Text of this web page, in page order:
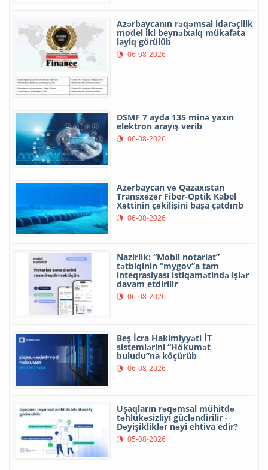
Azərbaycanın rəqəmsal idarəçilik
model iki beynəlxalq mükafata
layiq görülüb
06-08-2026
DSMF 7 ayda 135 minə yaxın
elektron arayış verib
06-08-2026
Azərbaycan və Qazaxıstan
Transxəzər Fiber-Optik Kabel
Xəttinin çəkilişini başa çatdırıb
06-08-2026
Nazirlik: “Mobil notariat”
tətbiqinin “mygov”a tam
inteqrasiyası istiqamətində işlər
davam etdirilir
06-08-2026
Beş İcra Hakimiyyəti İT
sistemlərini “Hökumət
buludu”na köçürüb
06-08-2026
Uşaqların rəqəmsal mühitdə
təhlükəsizliyi gücləndirilir -
Dəyişikliklər nəyi ehtiva edir?
05-08-2026